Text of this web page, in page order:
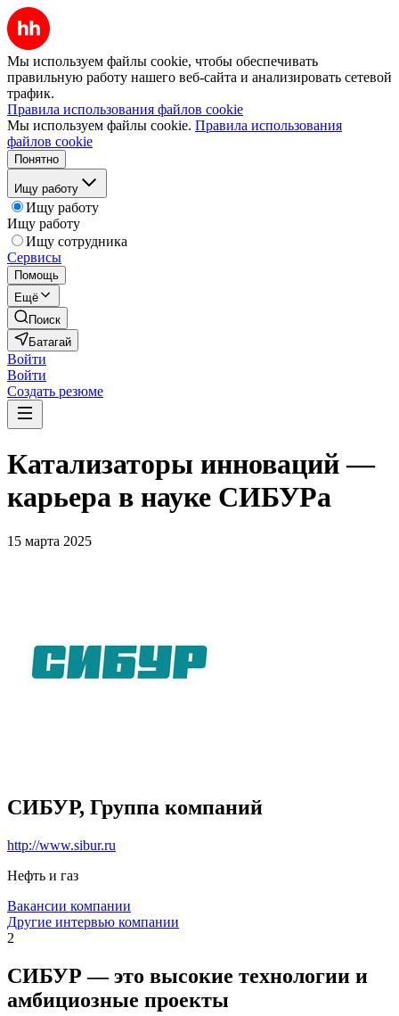
Мы используем файлы cookie, чтобы обеспечивать
правильную работу нашего веб-сайта и анализировать сетевой
трафик.
Правила использования файлов cookie
Мы используем файлы cookie. Правила использования
файлов cookie
Понятно
Ищу работу
Ищу работу
Ищу работу
Ищу сотрудника
Сервисы
Помощь
Ещё
Поиск
Батагай
Войти
Войти
Создать резюме
Катализаторы инноваций —
карьера в науке СИБУРа
15 марта 2025
СИБУР, Группа компаний
http://www.sibur.ru
Нефть и газ
Вакансии компании
Другие интервью компании
2
СИБУР — это высокие технологии и
амбициозные проекты